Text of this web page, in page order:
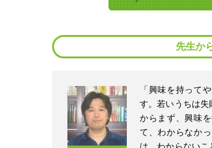
先生か
「興味を持って
す。若いうちは失
からまず、興味
て、わからなか
は、わからない